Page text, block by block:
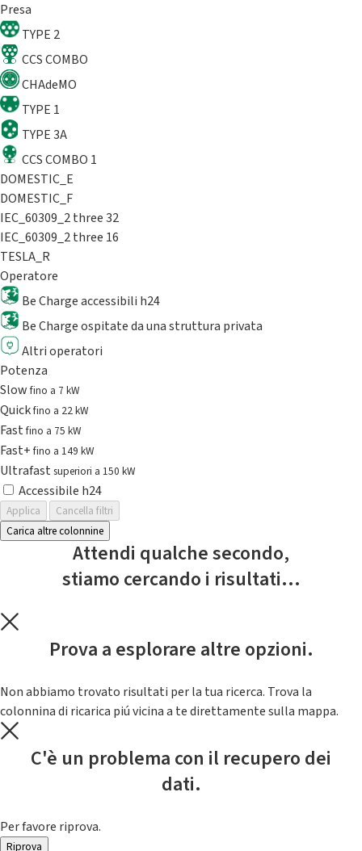
Presa
TYPE 2
CCS COMBO
CHAdeMO
TYPE 1
TYPE 3A
CCS COMBO 1
DOMESTIC_E
DOMESTIC_F
IEC_60309_2 three 32
IEC_60309_2 three 16
TESLA_R
Operatore
Be Charge accessibili h24
Be Charge ospitate da una struttura privata
Altri operatori
Potenza
Slowfino a 7 kW
Quickfino a 22 kW
Fastfino a 75 kW
Fast+fino a 149 kW
Ultrafast superiori a 150 kW
Accessibile h24
Applica
Cancella filtri
Carica altre colonnine
Attendi qualche secondo,
stiamo cercando i risultati...
Prova a esplorare altre opzioni.
Non abbiamo trovato risultati per la tua ricerca. Trova la
colonnina di ricarica piú vicina a te direttamente sulla mappa.
C'è un problema con il recupero dei
dati.
Per favore riprova.
Riprova